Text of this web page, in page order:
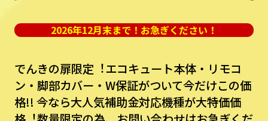
2026年12月末まで！お急ぎください！
でんきの扉限定︕エコキュート本体・リモコ
ン・脚部カバー・W保証がついて今だけこの価
格!! 今なら⼤⼈気補助⾦対応機種が⼤特価価